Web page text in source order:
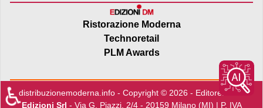
Ristorazione Moderna
Technoretail
PLM Awards
distribuzionemoderna.info - Copyright © 2026 - Editore:Edra
Edizioni Srl - Via G. Piazzi, 2/4 - 20159 Milano (MI) | P. IVA